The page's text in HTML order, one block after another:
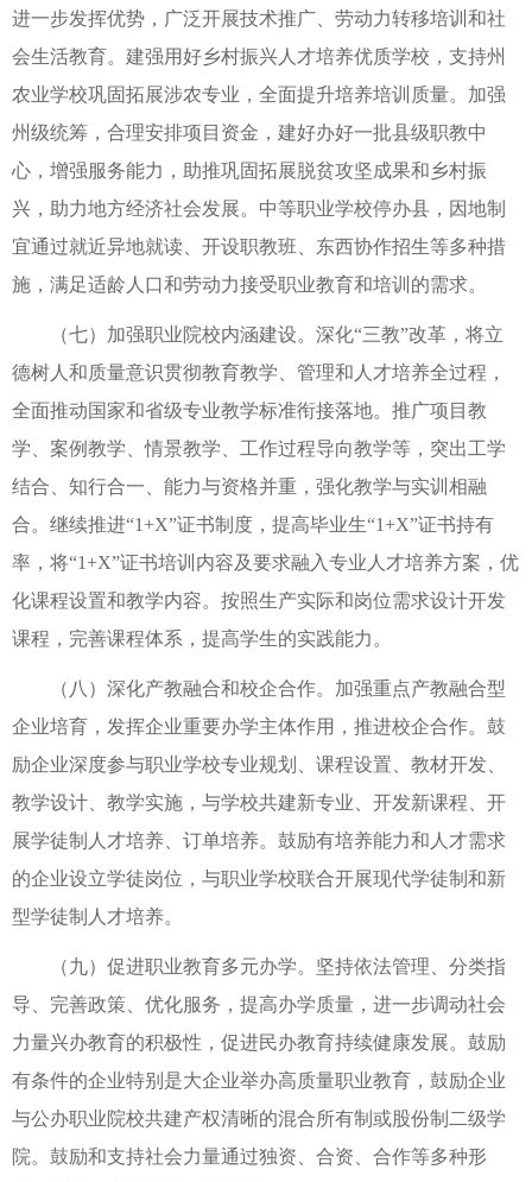
进一步发挥优势，广泛开展技术推广、劳动力转移培训和社
会生活教育。建强用好乡村振兴人才培养优质学校，支持州
农业学校巩固拓展涉农专业，全面提升培养培训质量。加强
州级统筹，合理安排项目资金，建好办好一批县级职教中
心，增强服务能力，助推巩固拓展脱贫攻坚成果和乡村振
兴，助力地方经济社会发展。中等职业学校停办县，因地制
宜通过就近异地就读、开设职教班、东西协作招生等多种措
施，满足适龄人口和劳动力接受职业教育和培训的需求。
（七）加强职业院校内涵建设。深化“三教”改革，将立
德树人和质量意识贯彻教育教学、管理和人才培养全过程，
全面推动国家和省级专业教学标准衔接落地。推广项目教
学、案例教学、情景教学、工作过程导向教学等，突出工学
结合、知行合一、能力与资格并重，强化教学与实训相融
合。继续推进“1+X”证书制度，提高毕业生“1+X”证书持有
率，将“1+X”证书培训内容及要求融入专业人才培养方案，优
化课程设置和教学内容。按照生产实际和岗位需求设计开发
课程，完善课程体系，提高学生的实践能力。
（八）深化产教融合和校企合作。加强重点产教融合型
企业培育，发挥企业重要办学主体作用，推进校企合作。鼓
励企业深度参与职业学校专业规划、课程设置、教材开发、
教学设计、教学实施，与学校共建新专业、开发新课程、开
展学徒制人才培养、订单培养。鼓励有培养能力和人才需求
的企业设立学徒岗位，与职业学校联合开展现代学徒制和新
型学徒制人才培养。
（九）促进职业教育多元办学。坚持依法管理、分类指
导、完善政策、优化服务，提高办学质量，进一步调动社会
力量兴办教育的积极性，促进民办教育持续健康发展。鼓励
有条件的企业特别是大企业举办高质量职业教育，鼓励企业
与公办职业院校共建产权清晰的混合所有制或股份制二级学
院。鼓励和支持社会力量通过独资、合资、合作等多种形